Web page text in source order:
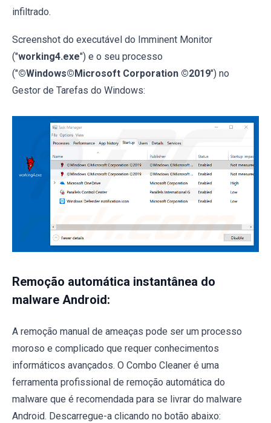
infiltrado.
Screenshot do executável do Imminent Monitor
("working4.exe") e o seu processo
("©Windows©Microsoft Corporation ©2019") no
Gestor de Tarefas do Windows:
Remoção automática instantânea do
malware Android:
A remoção manual de ameaças pode ser um processo
moroso e complicado que requer conhecimentos
informáticos avançados. O Combo Cleaner é uma
ferramenta profissional de remoção automática do
malware que é recomendada para se livrar do malware
Android. Descarregue-a clicando no botão abaixo: